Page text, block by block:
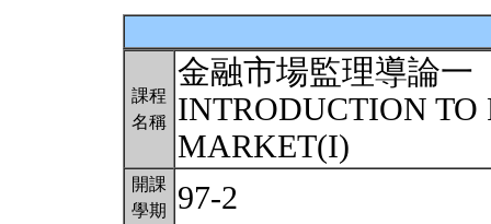
課程
名稱
金融市場監理導論一
INTRODUCTION
MARKET(I)
開課
學期
97-2